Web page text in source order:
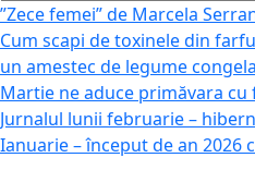
”Zece femei” de Marcela
Cum scapi de toxinele din
un amestec de legume
Martie ne aduce primăvara cu
Jurnalul lunii februarie –
Ianuarie – început de an 2026